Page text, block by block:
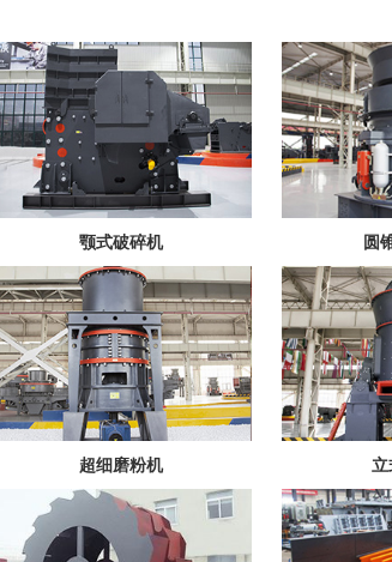
颚式破碎机 圆
超细磨粉机 立